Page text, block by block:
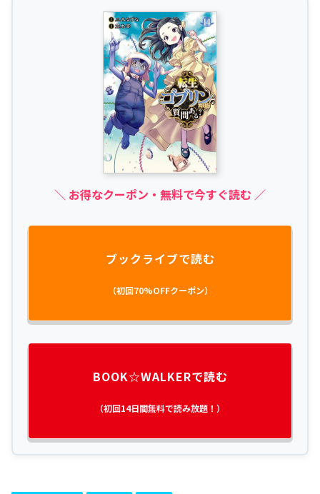
＼ お得なクーポン・無料で今すぐ読む ／
ブックライブで読む
（初回70%OFFクーポン）
BOOK☆WALKERで読む
（初回14日間無料で読み放題！）